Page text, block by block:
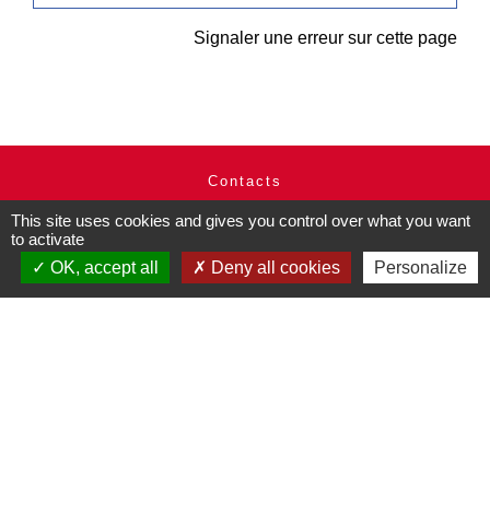
Signaler une erreur sur cette page
Contacts
2 rue des Rossignols
27130 Pullay - FRANCE
+33 2 32 32 18 58
This site uses cookies and gives you control over what you want
to activate
OK, accept all
Deny all cookies Personalize